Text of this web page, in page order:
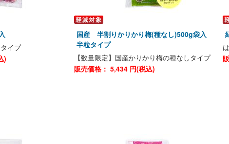
イプ
)
国産 半割りかりかり梅(種なし)500g袋入
半粒タイプ
【数量限定】国産かりかり梅の種なしタイプ
販売価格： 5,434 円(税込)